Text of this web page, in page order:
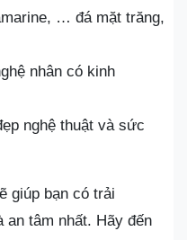
… đá mặt trăng,
nhân có kinh
nghệ thuật và sức
giúp bạn có trải
an tâm nhất. Hãy đến